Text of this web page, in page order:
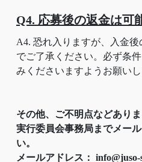
Q4. 応募後の返金は可
A4. 恐れ入りますが、入金
でご了承ください。必ず条
みくださいますようお願いし
その他、ご不明点などあり
実行委員会事務局までメー
い。
メールアドレス：